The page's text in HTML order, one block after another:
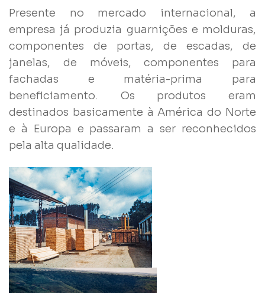
Presente no mercado internacional, a
empresa já produzia guarnições e molduras,
componentes de portas, de escadas, de
janelas, de móveis, componentes para
fachadas e matéria-prima para
beneficiamento. Os produtos eram
destinados basicamente à América do Norte
e à Europa e passaram a ser reconhecidos
pela alta qualidade.